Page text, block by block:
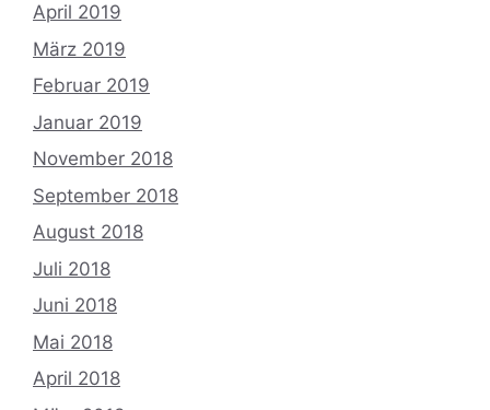
April 2019
März 2019
Februar 2019
Januar 2019
November 2018
September 2018
August 2018
Juli 2018
Juni 2018
Mai 2018
April 2018